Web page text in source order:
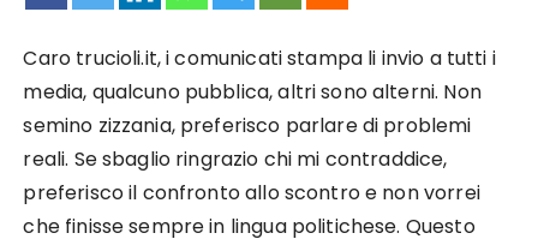
Caro trucioli.it, i comunicati stampa li invio a tutti i
media, qualcuno pubblica, altri sono alterni. Non
semino zizzania, preferisco parlare di problemi
reali. Se sbaglio ringrazio chi mi contraddice,
preferisco il confronto allo scontro e non vorrei
che finisse sempre in lingua politichese. Questo